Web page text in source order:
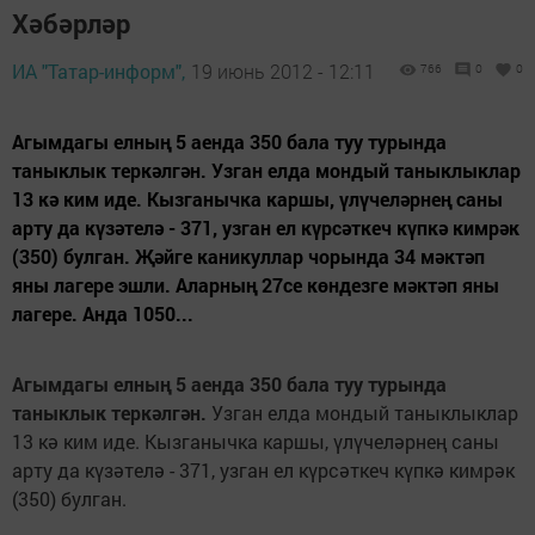
Хәбәрләр
ИА "Татар-информ", 19 июнь 2012 - 12:11 766 0 0
Агымдагы елның 5 аенда 350 бала туу турында
таныклык теркәлгән. Узган елда мондый таныклыклар
13 кә ким иде. Кызганычка каршы, үлүчеләрнең саны
арту да күзәтелә - 371, узган ел күрсәткеч күпкә кимрәк
(350) булган. Җәйге каникуллар чорында 34 мәктәп
яны лагере эшли. Аларның 27се көндезге мәктәп яны
лагере. Анда 1050...
Агымдагы елның 5 аенда 350 бала туу турында
таныклык теркәлгән. Узган елда мондый таныклыклар
13 кә ким иде. Кызганычка каршы, үлүчеләрнең саны
арту да күзәтелә - 371, узган ел күрсәткеч күпкә кимрәк
(350) булган.